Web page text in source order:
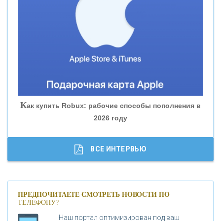
«БАНК ГЛОБЭКС»
«СОВКОМБАНК»
«ГАЗПРОМБАНК»
«МОСКОВСКИЙ КРЕДИТНЫЙ БАНК»
Как купить Robux: рабочие способы пополнения в
2026 году
ВСЕ ИНТЕРВЬЮ
ПРЕДПОЧИТАЕТЕ СМОТРЕТЬ НОВОСТИ ПО
ТЕЛЕФОНУ?
Наш портал оптимизирован под ваш